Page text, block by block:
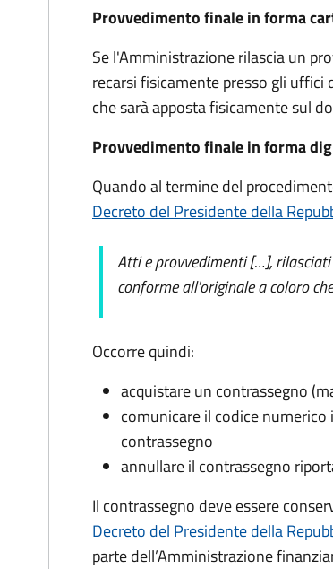
Provvedimento finale in forma
Se l'Amministrazione rilascia un
recarsi fisicamente presso gli
che sarà apposta fisicamente sul
Provvedimento finale in forma
Quando al termine del
Decreto del Presidente della
Atti e provvedimenti […],
conforme all'originale a coloro
Occorre quindi:
acquistare un contrassegno
comunicare il codice
contrassegno
annullare il contrassegno
Il contrassegno deve essere
Decreto del Presidente della
parte dell’Amministrazione